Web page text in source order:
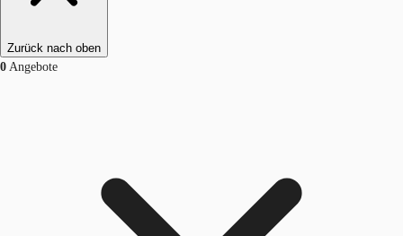
Zurück nach oben
0 Angebote